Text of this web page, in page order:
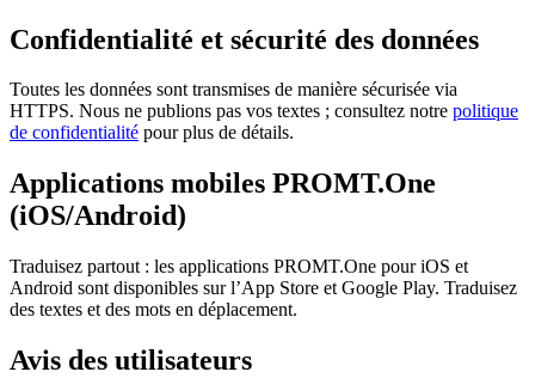
Confidentialité et sécurité des données
Toutes les données sont transmises de manière sécurisée via
HTTPS. Nous ne publions pas vos textes ; consultez notre politique
de confidentialité pour plus de détails.
Applications mobiles PROMT.One
(iOS/Android)
Traduisez partout : les applications PROMT.One pour iOS et
Android sont disponibles sur l’App Store et Google Play. Traduisez
des textes et des mots en déplacement.
Avis des utilisateurs